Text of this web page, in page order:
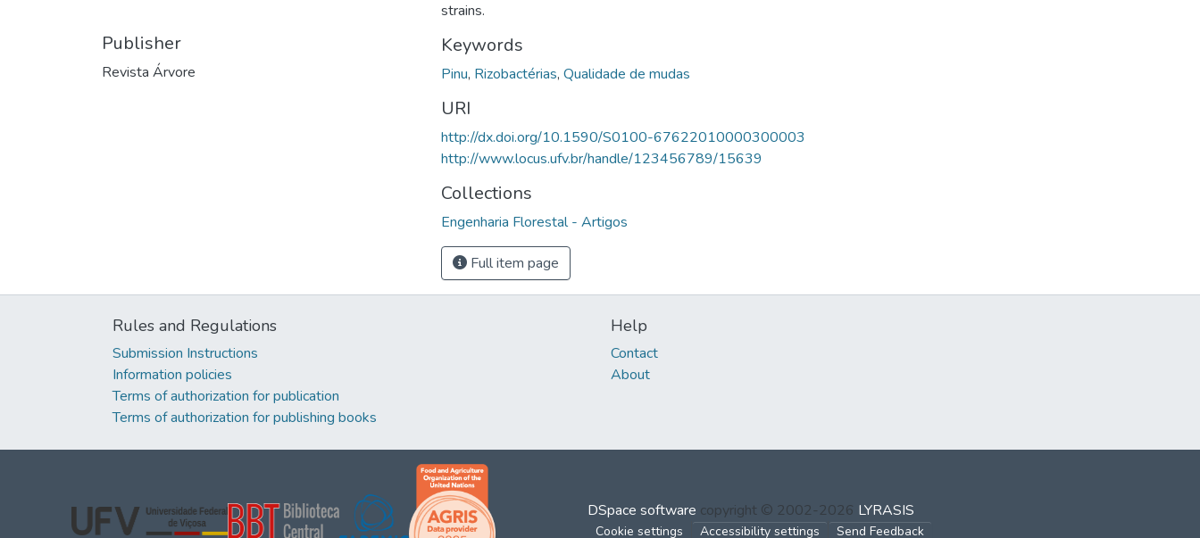
Publisher
Revista Árvore
strains.
Keywords
Pinu, Rizobactérias, Qualidade de mudas
URI
http://dx.doi.org/10.1590/S0100-67622010000300003
http://www.locus.ufv.br/handle/123456789/15639
Collections
Engenharia Florestal - Artigos
Full item page
Rules and Regulations
Submission Instructions
Information policies
Terms of authorization for publication
Terms of authorization for publishing books
Help
Contact
About
DSpace software copyright © 2002-2026 LYRASIS
Cookie settings Accessibility settings Send Feedback